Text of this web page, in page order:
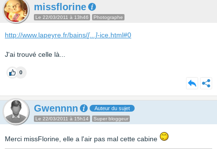
missflorine
Le 22/03/2011 à 13h46 Photographe
http://www.lapeyre.fr/bains/[...]-ice.html#0
J'ai trouvé celle là...
0
Gwennnn Auteur du sujet
Le 22/03/2011 à 15h14 Super bloggeur
Merci missFlorine, elle a l'air pas mal cette cabine